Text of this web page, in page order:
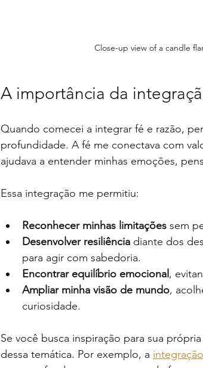
Close-up view of a candle
A importância da
Quando comecei a integrar fé e razão,
profundidade. A fé me conectava com
ajudava a entender minhas emoções,
Essa integração me permitiu:
Reconhecer minhas limitações sem
Desenvolver resiliência diante dos
para agir com sabedoria.
Encontrar equilíbrio emocional ,
Ampliar minha visão de mundo,
curiosidade.
Se você busca inspiração para sua
dessa temática. Por exemplo, a